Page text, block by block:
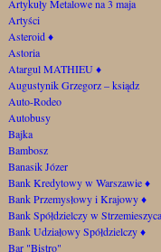
Artykuły Metalowe na 3 maja
Artyści
Asteroid♦
Astoria
Atargul MATHIEU♦
Augustynik Grzegorz – ksiądz
Auto-Rodeo
Autobusy
Bajka
Bambosz
Banasik Józer
Bank Kredytowy w Warszawie♦
Bank Przemysłowy i Krajowy♦
Bank Spółdzielczy w
Bank Udziałowy Spółdzielczy♦
Bar "Bistro"